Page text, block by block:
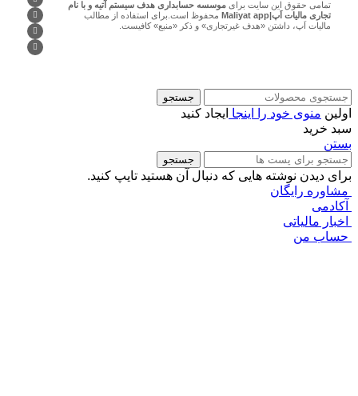
تمامی حقوق این سایت برای موسسه حسابداری هدف سیستم آتیه و با نام
تجاری مالیات اَپ|Maliyat app
محفوظ است.برای استفاده از مطالب
مالیات اَپ، داشتن «هدف غیرتجاری» و ذکر «منبع» کافیست.
جستجو
اولین منوی خود را اینجا ایجاد کنید
سبد خرید
بستن
جستجو
برای دیدن نوشته هایی که دنبال آن هستید تایپ کنید.
مشاوره رایگان
آکادمی
اخبار مالیاتی
حساب من